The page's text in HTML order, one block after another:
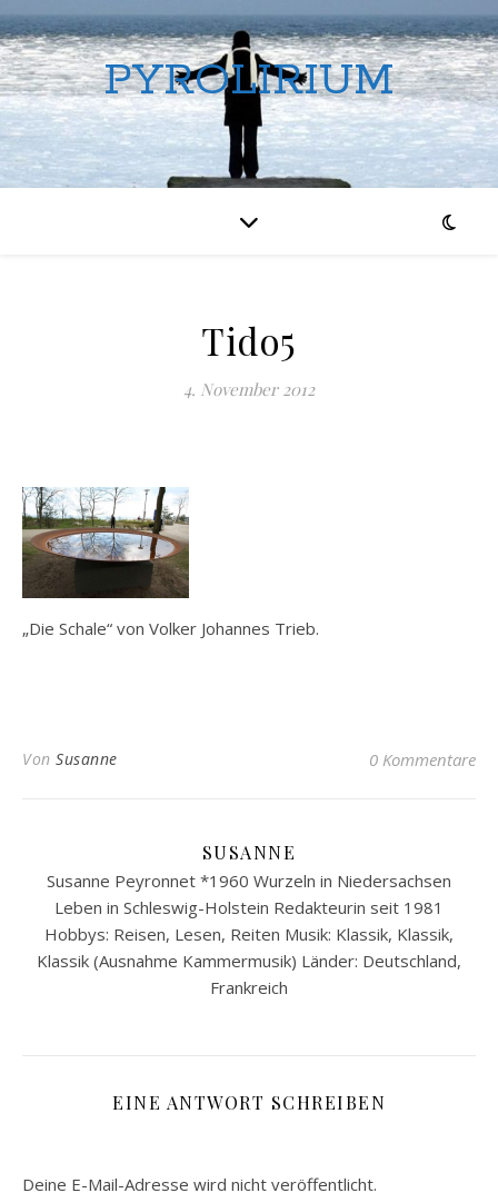
PYROLIRIUM
Tido5
4. November 2012
„Die Schale“ von Volker Johannes Trieb.
Von Susanne 0 Kommentare
SUSANNE
Susanne Peyronnet *1960 Wurzeln in Niedersachsen
Leben in Schleswig-Holstein Redakteurin seit 1981
Hobbys: Reisen, Lesen, Reiten Musik: Klassik, Klassik,
Klassik (Ausnahme Kammermusik) Länder: Deutschland,
Frankreich
EINE ANTWORT SCHREIBEN
Deine E-Mail-Adresse wird nicht veröffentlicht.